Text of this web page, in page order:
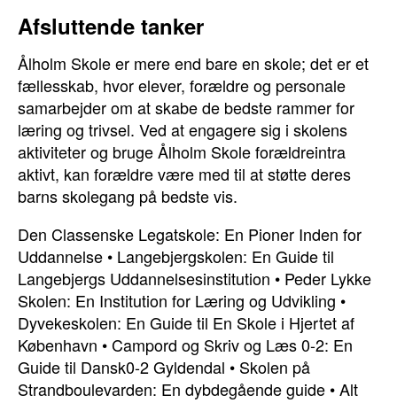
Afsluttende tanker
Ålholm Skole er mere end bare en skole; det er et
fællesskab, hvor elever, forældre og personale
samarbejder om at skabe de bedste rammer for
læring og trivsel. Ved at engagere sig i skolens
aktiviteter og bruge Ålholm Skole forældreintra
aktivt, kan forældre være med til at støtte deres
barns skolegang på bedste vis.
Den Classenske Legatskole: En Pioner Inden for
Uddannelse • Langebjergskolen: En Guide til
Langebjergs Uddannelsesinstitution • Peder Lykke
Skolen: En Institution for Læring og Udvikling •
Dyvekeskolen: En Guide til En Skole i Hjertet af
København •Campord og Skriv og Læs 0-2: En
Guide til Dansk0-2 Gyldendal • Skolen på
Strandboulevarden: En dybdegående guide •Alt